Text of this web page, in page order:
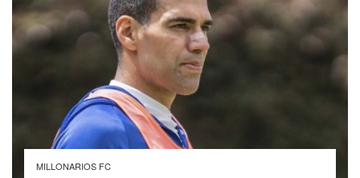
MILLONARIOS FC